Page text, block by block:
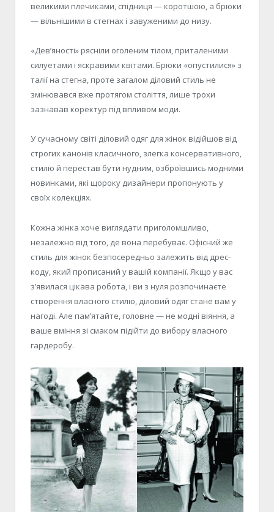
великими плечиками, спідниця — коротшою, а брюки
— вільнішими в стегнах і завуженими до низу.
«Дев’яності» рясніли оголеним тілом, приталеними
силуетами і яскравими квітами. Брюки «опустилися» з
талії на стегна, проте загалом діловий стиль не
змінювався вже протягом століття, лише трохи
зазнавав коректур під впливом моди.
У сучасному світі діловий одяг для жінок відійшов від
строгих канонів класичного, злегка консервативного,
стилю й перестав бути нудним, озброївшись модними
новинками, які щороку дизайнери пропонують у
своїх колекціях.
Кожна жінка хоче виглядати приголомшливо,
незалежно від того, де вона перебуває. Офісний же
стиль для жінок безпосередньо залежить від дрес-
коду, який прописаний у вашій компанії. Якщо у вас
з’явилася цікава робота, і ви з нуля розпочинаєте
створення власного стилю, діловий одяг стане вам у
нагоді. Але пам’ятайте, головне — не модні віяння, а
ваше вміння зі смаком підійти до вибору власного
гардеробу.